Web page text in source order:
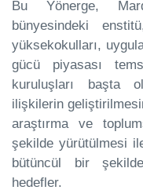
Bu Yönerge,
bünyesindeki
yüksekokulları,
gücü piyasası
kuruluşları başta
ilişkilerin
araştırma ve
şekilde yürütülmesi
bütüncül bir
hedefler.